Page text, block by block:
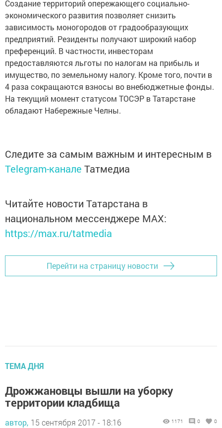
Создание территорий опережающего социально-
экономического развития позволяет снизить
зависимость моногородов от градообразующих
предприятий. Резиденты получают широкий набор
преференций. В частности, инвесторам
предоставляются льготы по налогам на прибыль и
имущество, по земельному налогу. Кроме того, почти в
4 раза сокращаются взносы во внебюджетные фонды.
На текущий момент статусом ТОСЭР в Татарстане
обладают Набережные Челны.
Следите за самым важным и интересным в
Telegram-канале Татмедиа
Читайте новости Татарстана в
национальном мессенджере MАХ:
https://max.ru/tatmedia
Перейти на страницу новости
ТЕМА ДНЯ
Дрожжановцы вышли на уборку
территории кладбища
автор, 15 сентября 2017 - 18:16 1171 0 0